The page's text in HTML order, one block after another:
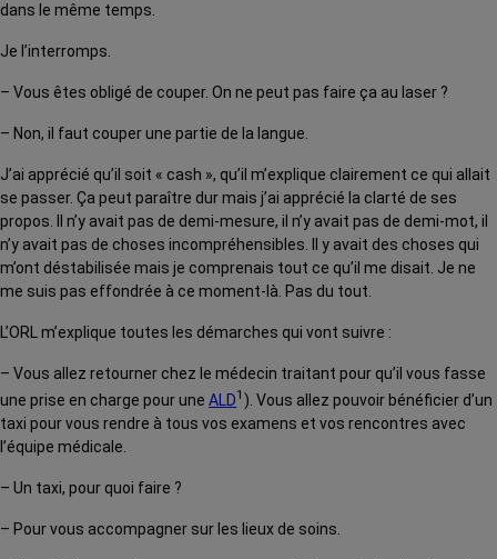
dans le même temps.
Je l’interromps.
– Vous êtes obligé de couper. On ne peut pas faire ça au laser ?
– Non, il faut couper une partie de la langue.
J’ai apprécié qu’il soit « cash », qu’il m’explique clairement ce qui allait
se passer. Ça peut paraître dur mais j’ai apprécié la clarté de ses
propos. Il n’y avait pas de demi-mesure, il n’y avait pas de demi-mot, il
n’y avait pas de choses incompréhensibles. Il y avait des choses qui
m’ont déstabilisée mais je comprenais tout ce qu’il me disait. Je ne
me suis pas effondrée à ce moment-là. Pas du tout.
L’ORL m’explique toutes les démarches qui vont suivre :
– Vous allez retourner chez le médecin traitant pour qu’il vous fasse
une prise en charge pour une ALD1 ). Vous allez pouvoir bénéficier d’un
taxi pour vous rendre à tous vos examens et vos rencontres avec
l’équipe médicale.
– Un taxi, pour quoi faire ?
– Pour vous accompagner sur les lieux de soins.